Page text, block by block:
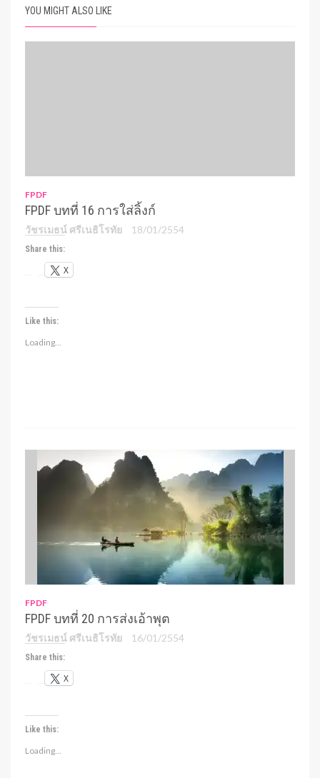
YOU MIGHT ALSO LIKE
FPDF
FPDF บทที่ 16 การใส่ลิ้งก์
วัชรเมธน์ ศรีเนธิโรทัย 18/01/2554
Share this:
X
Like this:
Loading...
FPDF
FPDF บทที่ 20 การส่งเอ้าพุต
วัชรเมธน์ ศรีเนธิโรทัย 16/01/2554
Share this:
X
Like this:
Loading...